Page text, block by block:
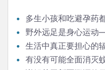
多生小孩和吃避孕药
野外远足是身心运动
发言生活中真正要担心的
有没有可能全面消灭